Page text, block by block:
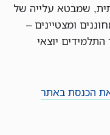
שמבטא עלייה של
מחוננים ומצטיינים –
יוצאי
הכנסת באתר